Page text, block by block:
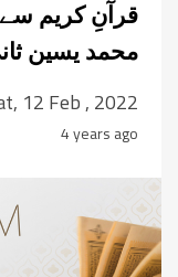
محمد یسین
12 Feb , 2022
4 years ago